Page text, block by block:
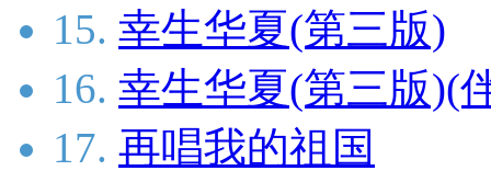
15. 幸生华夏(第三版)
16. 幸生华夏(第三版)(
17. 再唱我的祖国